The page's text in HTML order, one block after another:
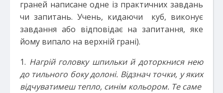
граней написане одне із практичних завдань
чи запитань. Учень, кидаючи куб, виконує
завдання або відповідає на запитання, яке
йому випало на верхній грані).
1. Нагрій головку шпильки й доторкнися нею
до тильного боку долоні. Відзнач точки, у яких
відчуватимеш тепло, синім кольором. Те саме